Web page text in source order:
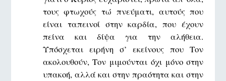
τους φτωχούς τώ πνεύματι, αυτούς που
είναι ταπεινοί στην καρδία, που έχουν
πείνα και δίψα για την αλήθεια.
Υπόσχεται ειρήνη σ’ εκείνους που Τον
ακολουθούν, Τον μιμούνται όχι μόνο στην
υπακοή, αλλά και στην πραότητα και στην